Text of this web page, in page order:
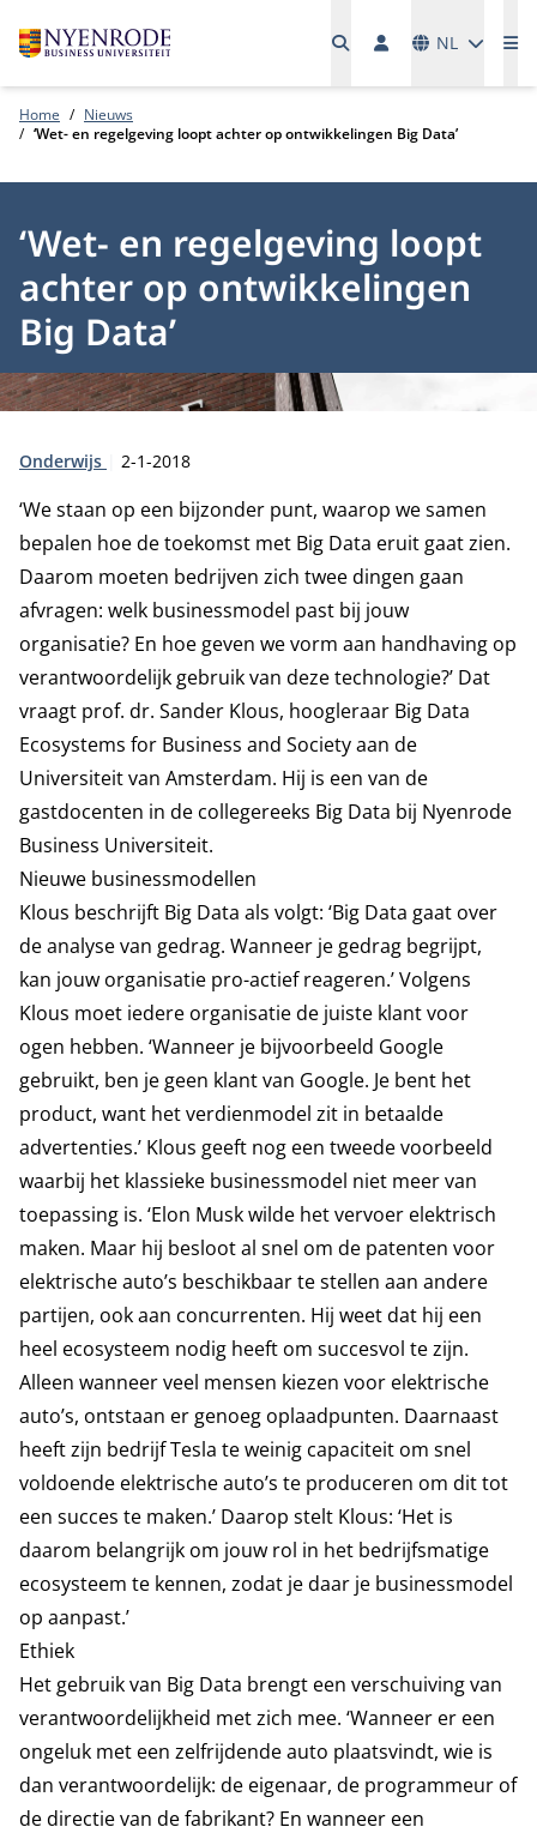
NL
Home
Nieuws
‘Wet- en regelgeving loopt achter op ontwikkelingen Big Data’
‘Wet- en regelgeving loopt
achter op ontwikkelingen
Big Data’
Type:
Onderwijs Publicatiedatum:
2-1-2018
‘We staan op een bijzonder punt, waarop we samen
bepalen hoe de toekomst met Big Data eruit gaat zien.
Daarom moeten bedrijven zich twee dingen gaan
afvragen: welk businessmodel past bij jouw
organisatie? En hoe geven we vorm aan handhaving op
verantwoordelijk gebruik van deze technologie?’ Dat
vraagt prof. dr. Sander Klous, hoogleraar Big Data
Ecosystems for Business and Society aan de
Universiteit van Amsterdam. Hij is een van de
gastdocenten in de collegereeks Big Data bij Nyenrode
Business Universiteit.
Nieuwe businessmodellen
Klous beschrijft Big Data als volgt: ‘Big Data gaat over
de analyse van gedrag. Wanneer je gedrag begrijpt,
kan jouw organisatie pro-actief reageren.’ Volgens
Klous moet iedere organisatie de juiste klant voor
ogen hebben. ‘Wanneer je bijvoorbeeld Google
gebruikt, ben je geen klant van Google. Je bent het
product, want het verdienmodel zit in betaalde
advertenties.’ Klous geeft nog een tweede voorbeeld
waarbij het klassieke businessmodel niet meer van
toepassing is. ‘Elon Musk wilde het vervoer elektrisch
maken. Maar hij besloot al snel om de patenten voor
elektrische auto’s beschikbaar te stellen aan andere
partijen, ook aan concurrenten. Hij weet dat hij een
heel ecosysteem nodig heeft om succesvol te zijn.
Alleen wanneer veel mensen kiezen voor elektrische
auto’s, ontstaan er genoeg oplaadpunten. Daarnaast
heeft zijn bedrijf Tesla te weinig capaciteit om snel
voldoende elektrische auto’s te produceren om dit tot
een succes te maken.’ Daarop stelt Klous: ‘Het is
daarom belangrijk om jouw rol in het bedrijfsmatige
ecosysteem te kennen, zodat je daar je businessmodel
op aanpast.’
Ethiek
Het gebruik van Big Data brengt een verschuiving van
verantwoordelijkheid met zich mee. ‘Wanneer er een
ongeluk met een zelfrijdende auto plaatsvindt, wie is
dan verantwoordelijk: de eigenaar, de programmeur of
de directie van de fabrikant? En wanneer een